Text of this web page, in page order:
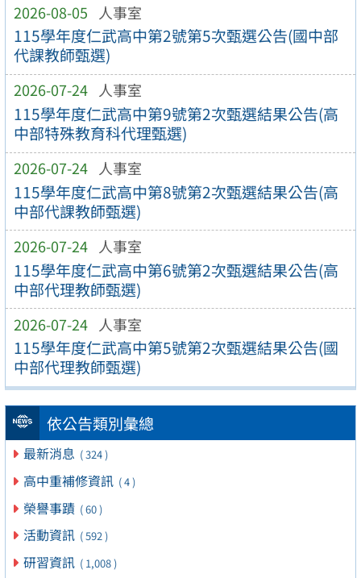
2026-08-05 人事室
115學年度仁武高中第2號第5次甄選公告(國中部
代課教師甄選)
2026-07-24 人事室
115學年度仁武高中第9號第2次甄選結果公告(高
中部特殊教育科代理甄選)
2026-07-24 人事室
115學年度仁武高中第8號第2次甄選結果公告(高
中部代課教師甄選)
2026-07-24 人事室
115學年度仁武高中第6號第2次甄選結果公告(高
中部代理教師甄選)
2026-07-24 人事室
115學年度仁武高中第5號第2次甄選結果公告(國
中部代理教師甄選)
依公告類別彙總
最新消息 ( 324 )
高中重補修資訊 ( 4 )
榮譽事蹟 ( 60 )
活動資訊 ( 592 )
研習資訊 ( 1,008 )